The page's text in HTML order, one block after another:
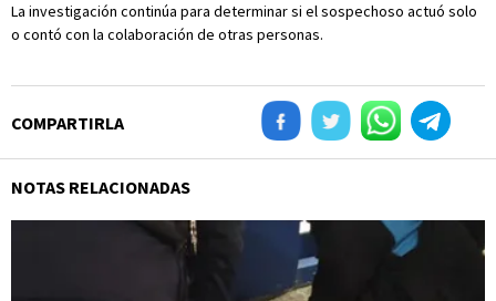
La investigación continúa para determinar si el sospechoso actuó solo
o contó con la colaboración de otras personas.
COMPARTIRLA
NOTAS RELACIONADAS